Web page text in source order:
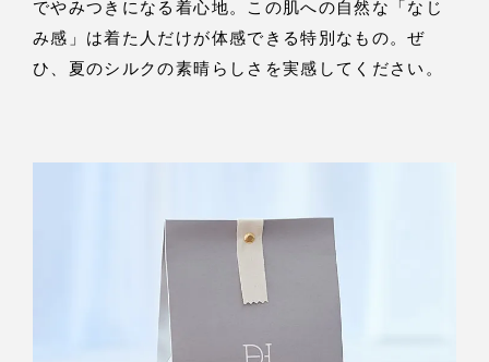
でやみつきになる着心地。この肌への自然な「なじ
み感」は着た人だけが体感できる特別なもの。ぜ
ひ、夏のシルクの素晴らしさを実感してください。